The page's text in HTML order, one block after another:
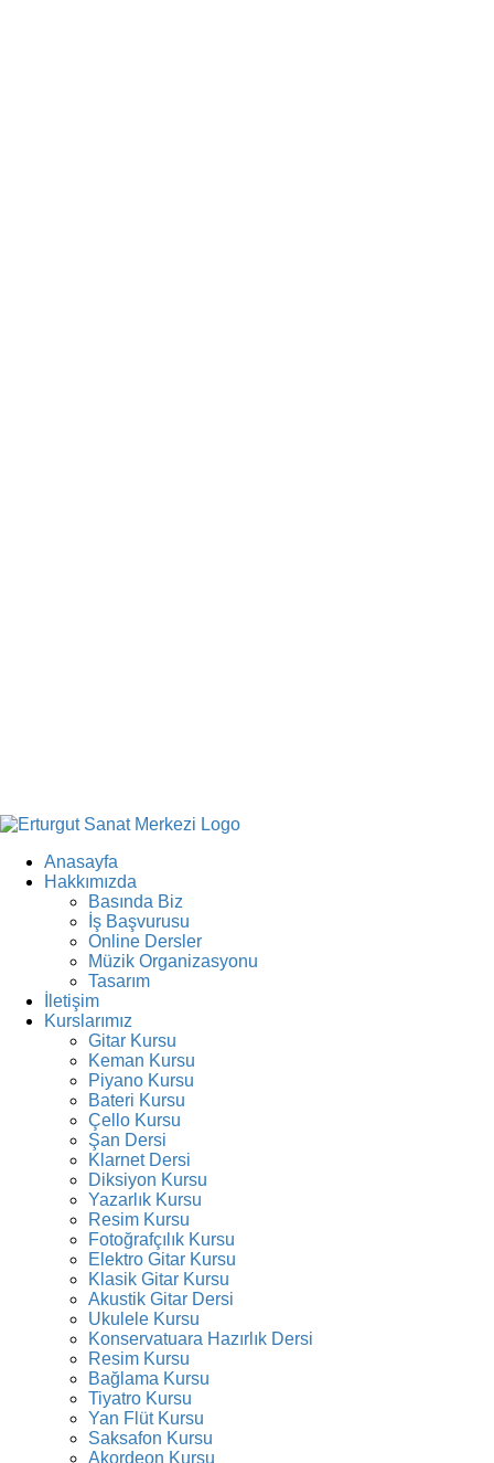
Anasayfa
Hakkımızda
Basında Biz
İş Başvurusu
Online Dersler
Müzik Organizasyonu
Tasarım
İletişim
Kurslarımız
Gitar Kursu
Keman Kursu
Piyano Kursu
Bateri Kursu
Çello Kursu
Şan Dersi
Klarnet Dersi
Diksiyon Kursu
Yazarlık Kursu
Resim Kursu
Fotoğrafçılık Kursu
Elektro Gitar Kursu
Klasik Gitar Kursu
Akustik Gitar Dersi
Ukulele Kursu
Konservatuara Hazırlık Dersi
Resim Kursu
Bağlama Kursu
Tiyatro Kursu
Yan Flüt Kursu
Saksafon Kursu
Akordeon Kursu